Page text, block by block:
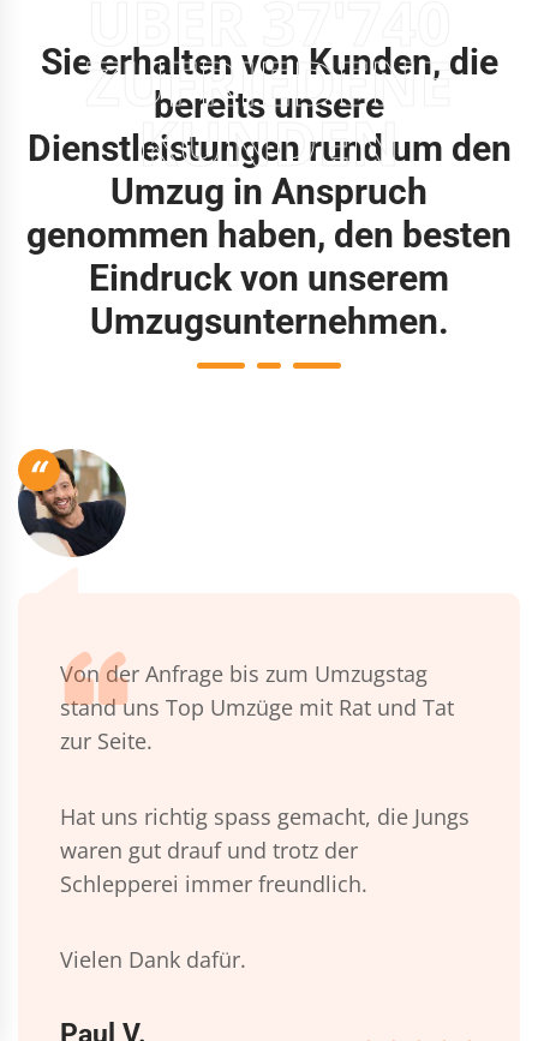
ZUFRIEDENE
KUNDEN
Sie erhalten von Kunden, die
bereits unsere
Dienstleistungen rund um den
Umzug in Anspruch
genommen haben, den besten
Eindruck von unserem
Umzugsunternehmen.
“
Von der Anfrage bis zum Umzugstag
stand uns Top Umzüge mit Rat und Tat
zur Seite.
Hat uns richtig spass gemacht, die Jungs
waren gut drauf und trotz der
Schlepperei immer freundlich.
Vielen Dank dafür.
Paul V.